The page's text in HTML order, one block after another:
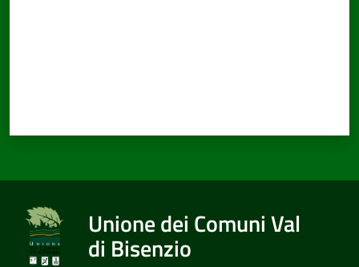
Seguici
su
Unione dei Comuni Val
di Bisenzio